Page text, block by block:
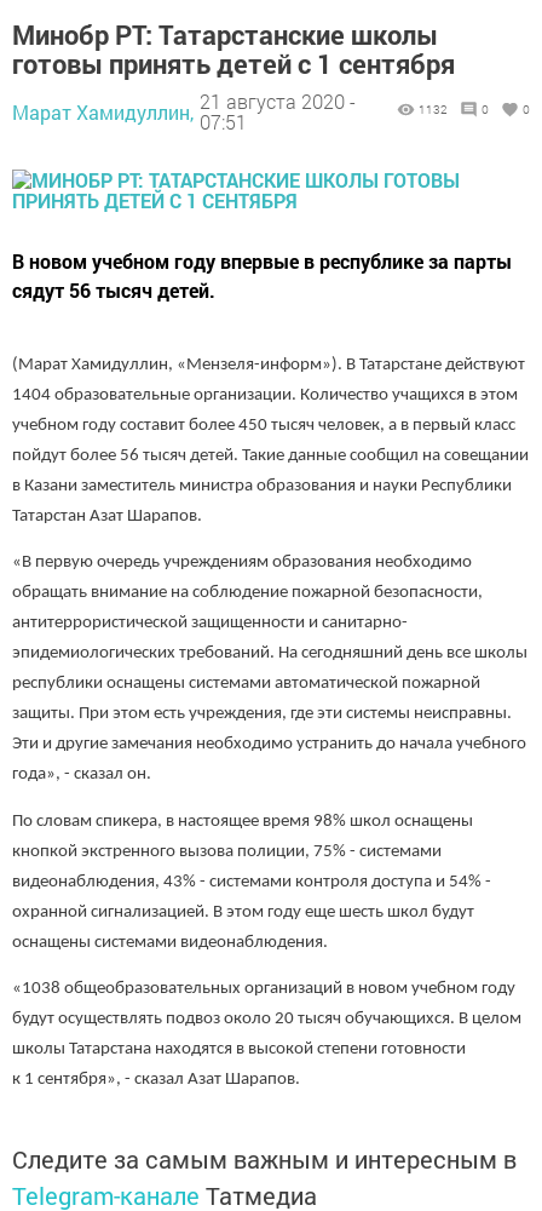
Минобр РТ: Татарстанские школы
готовы принять детей с 1 сентября
Марат Хамидуллин, 21 августа 2020 -
07:51
1132 0 0
В новом учебном году впервые в республике за парты
сядут 56 тысяч детей.
(Марат Хамидуллин, «Мензеля-информ»). В Татарстане действуют
1404 образовательные организации. Количество учащихся в этом
учебном году составит более 450 тысяч человек, а в первый класс
пойдут более 56 тысяч детей. Такие данные сообщил на совещании
в Казани заместитель министра образования и науки Республики
Татарстан Азат Шарапов.
«В первую очередь учреждениям образования необходимо
обращать внимание на соблюдение пожарной безопасности,
антитеррористической защищенности и санитарно-
эпидемиологических требований. На сегодняшний день все школы
республики оснащены системами автоматической пожарной
защиты. При этом есть учреждения, где эти системы неисправны.
Эти и другие замечания необходимо устранить до начала учебного
года», - сказал он.
По словам спикера, в настоящее время 98% школ оснащены
кнопкой экстренного вызова полиции, 75% - системами
видеонаблюдения, 43% - системами контроля доступа и 54% -
охранной сигнализацией. В этом году еще шесть школ будут
оснащены системами видеонаблюдения.
«1038 общеобразовательных организаций в новом учебном году
будут осуществлять подвоз около 20 тысяч обучающихся. В целом
школы Татарстана находятся в высокой степени готовности
к 1 сентября», - сказал Азат Шарапов.
Следите за самым важным и интересным в
Telegram-канале Татмедиа